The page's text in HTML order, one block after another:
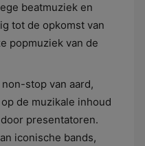
beatmuziek en
tot de opkomst van
popmuziek van de
stop van aard,
de muzikale inhoud
presentatoren.
iconische bands,